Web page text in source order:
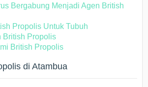
Bergabung Menjadi Agen British
Propolis Untuk Tubuh
British Propolis
British Propolis
di Atambua